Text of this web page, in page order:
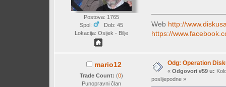
Postova: 1765
Spol:
Dob: 45
Lokacija: Osijek - Bilje
Web http://
https://
mario12
Trade Count: (0)
Punopravni član
Odg: Operation
« Odgovori #59 u:
poslijepodne »